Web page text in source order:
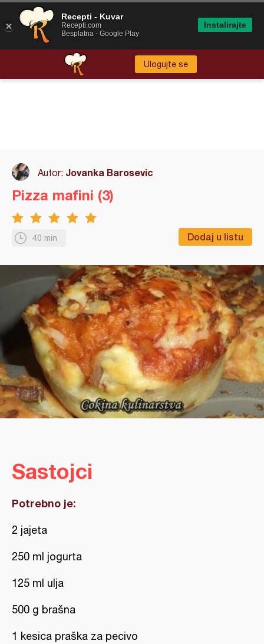
Ulogujte se
Autor: Jovanka Barosevic
40 min Dodaj u listu
Pizza mafini (3)
Sastojci
Potrebno je:
2 jajeta
250 ml jogurta
125 ml ulja
500 g brašna
1 kesica praška za pecivo
Recepti - Kuvar
Recepti.com
Besplatna - Google Play
Instalirajte